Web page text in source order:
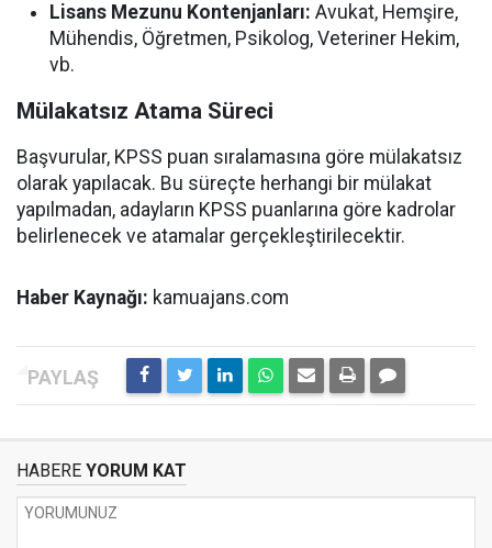
Lisans Mezunu Kontenjanları: Avukat, Hemşire,
Mühendis, Öğretmen, Psikolog, Veteriner Hekim,
vb.
Mülakatsız Atama Süreci
Başvurular, KPSS puan sıralamasına göre mülakatsız
olarak yapılacak. Bu süreçte herhangi bir mülakat
yapılmadan, adayların KPSS puanlarına göre kadrolar
belirlenecek ve atamalar gerçekleştirilecektir.
Haber Kaynağı: kamuajans.com
HABERE YORUM KAT